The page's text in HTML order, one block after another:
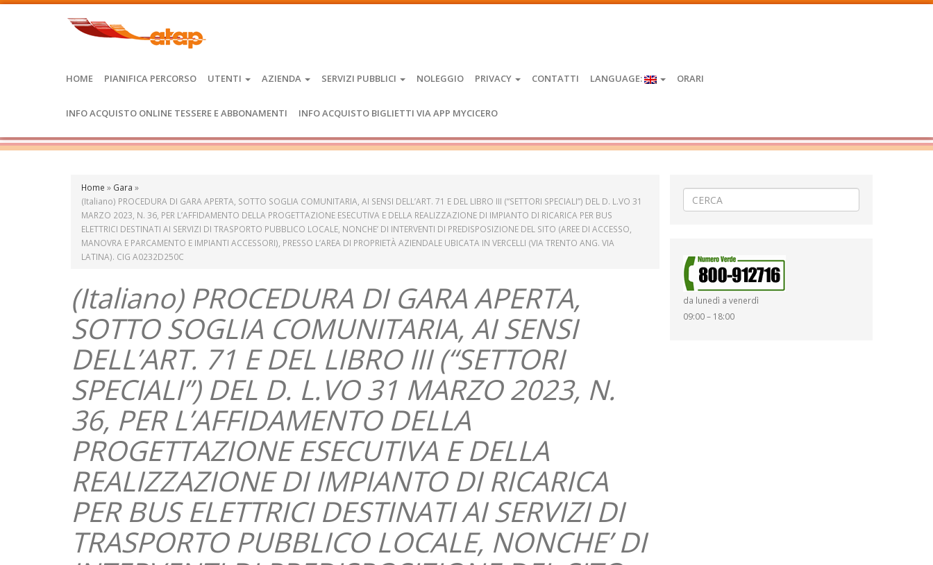
HOME PIANIFICA PERCORSO UTENTI AZIENDA SERVIZI PUBBLICI NOLEGGIO PRIVACY CONTATTI LANGUAGE: ORARI
INFO ACQUISTO ONLINE TESSERE E ABBONAMENTI INFO ACQUISTO BIGLIETTI VIA APP MYCICERO
Home » Gara »
(Italiano) PROCEDURA DI GARA APERTA, SOTTO SOGLIA COMUNITARIA, AI SENSI DELL’ART. 71 E DEL LIBRO III (“SETTORI SPECIALI”) DEL D. L.VO 31
MARZO 2023, N. 36, PER L’AFFIDAMENTO DELLA PROGETTAZIONE ESECUTIVA E DELLA REALIZZAZIONE DI IMPIANTO DI RICARICA PER BUS
ELETTRICI DESTINATI AI SERVIZI DI TRASPORTO PUBBLICO LOCALE, NONCHE’ DI INTERVENTI DI PREDISPOSIZIONE DEL SITO (AREE DI ACCESSO,
MANOVRA E PARCAMENTO E IMPIANTI ACCESSORI), PRESSO L’AREA DI PROPRIETÀ AZIENDALE UBICATA IN VERCELLI (VIA TRENTO ANG. VIA
LATINA). CIG A0232D250C
(Italiano) PROCEDURA DI GARA APERTA,
SOTTO SOGLIA COMUNITARIA, AI SENSI
DELL’ART. 71 E DEL LIBRO III (“SETTORI
SPECIALI”) DEL D. L.VO 31 MARZO 2023, N.
36, PER L’AFFIDAMENTO DELLA
PROGETTAZIONE ESECUTIVA E DELLA
REALIZZAZIONE DI IMPIANTO DI RICARICA
PER BUS ELETTRICI DESTINATI AI SERVIZI DI
TRASPORTO PUBBLICO LOCALE, NONCHE’ DI
da lunedì a venerdì
09:00 – 18:00